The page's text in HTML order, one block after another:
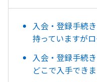
入会・登録手続
持っていますが
入会・登録手続
どこで入手でき